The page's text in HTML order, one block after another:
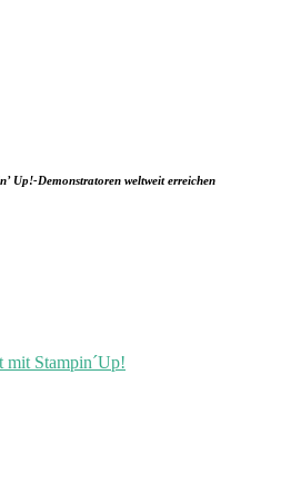
Up!-Demonstratoren weltweit erreichen
mit Stampin´Up!